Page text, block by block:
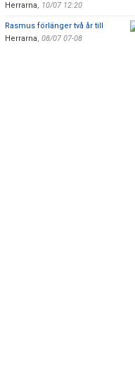
Herrarna, 10/07 12:20
Rasmus förlänger två år till
Herrarna, 08/07 07-08